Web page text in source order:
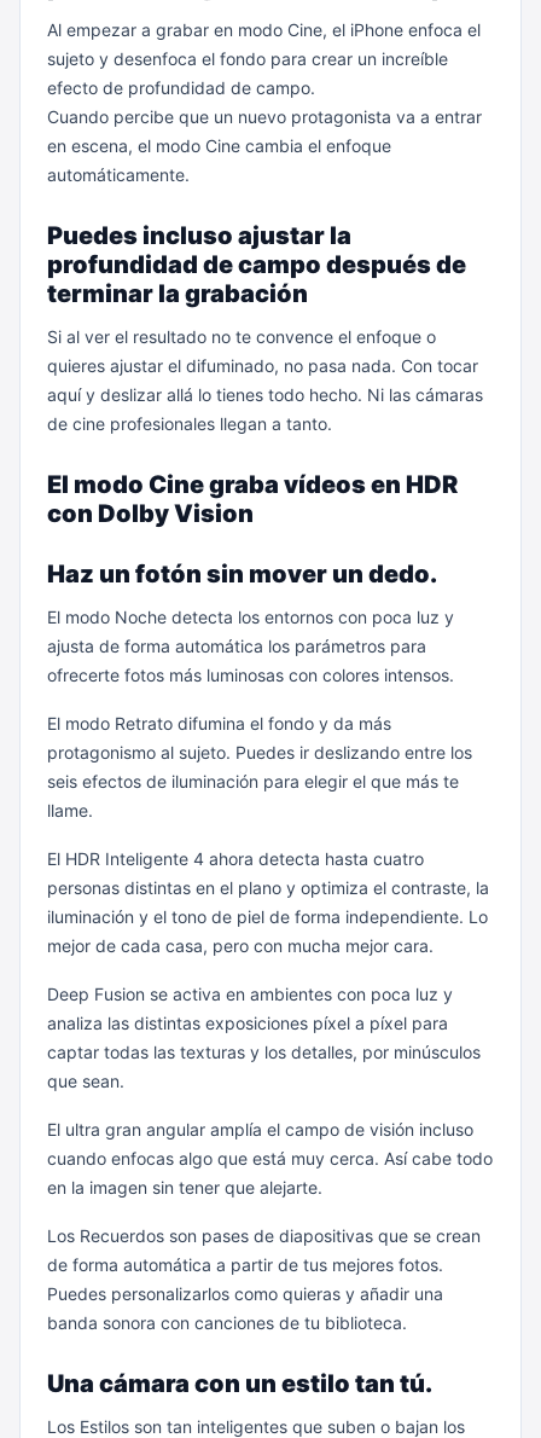
Al empezar a grabar en modo Cine, el iPhone enfoca el
sujeto y desenfoca el fondo para crear un increíble
efecto de profundidad de campo.
Cuando percibe que un nuevo protagonista va a entrar
en escena, el modo Cine cambia el enfoque
automáticamente.
Puedes incluso ajustar la
profundidad de campo después de
terminar la grabación
Si al ver el resultado no te convence el enfoque o
quieres ajustar el difuminado, no pasa nada. Con tocar
aquí y deslizar allá lo tienes todo hecho. Ni las cámaras
de cine profesionales llegan a tanto.
El modo Cine graba vídeos en HDR
con Dolby Vision
Haz un fotón sin mover un dedo.
El modo Noche detecta los entornos con poca luz y
ajusta de forma automática los parámetros para
ofrecerte fotos más luminosas con colores intensos.
El modo Retrato difumina el fondo y da más
protagonismo al sujeto. Puedes ir deslizando entre los
seis efectos de iluminación para elegir el que más te
llame.
El HDR Inteligente 4 ahora detecta hasta cuatro
personas distintas en el plano y optimiza el contraste, la
iluminación y el tono de piel de forma independiente. Lo
mejor de cada casa, pero con mucha mejor cara.
Deep Fusion se activa en ambientes con poca luz y
analiza las distintas exposiciones píxel a píxel para
captar todas las texturas y los detalles, por minúsculos
que sean.
El ultra gran angular amplía el campo de visión incluso
cuando enfocas algo que está muy cerca. Así cabe todo
en la imagen sin tener que alejarte.
Los Recuerdos son pases de diapositivas que se crean
de forma automática a partir de tus mejores fotos.
Puedes personalizarlos como quieras y añadir una
banda sonora con canciones de tu biblioteca.
Una cámara con un estilo tan tú.
Los Estilos son tan inteligentes que suben o bajan los